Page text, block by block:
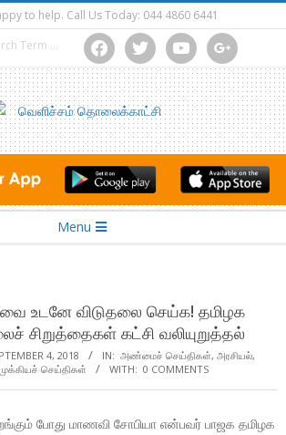
to help. Call Us Today: 044 4860 6441
facebooktwitter youtube google
Menu
உடனே விடுதலை செய்க! தமிழக
சிறுத்தைகள் கட்சி வலியுறுத்தல்
4, 2018 IN: அண்மைச் செய்திகள், அரசியல்,
முக்கியச் செய்திகள் WITH: 0 COMMENTS
போது மாணவி சோபியா என்பவர் பாஜக தமிழக